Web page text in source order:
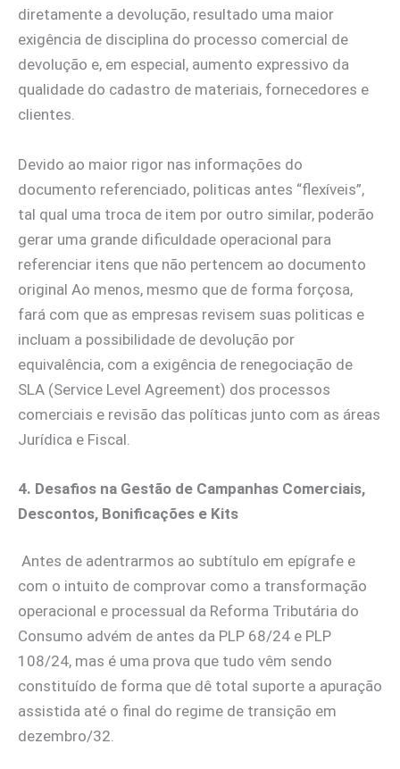
diretamente a devolução, resultado uma maior
exigência de disciplina do processo comercial de
devolução e, em especial, aumento expressivo da
qualidade do cadastro de materiais, fornecedores e
clientes.
Devido ao maior rigor nas informações do
documento referenciado, politicas antes “flexíveis”,
tal qual uma troca de item por outro similar, poderão
gerar uma grande dificuldade operacional para
referenciar itens que não pertencem ao documento
original Ao menos, mesmo que de forma forçosa,
fará com que as empresas revisem suas politicas e
incluam a possibilidade de devolução por
equivalência, com a exigência de renegociação de
SLA (Service Level Agreement) dos processos
comerciais e revisão das políticas junto com as áreas
Jurídica e Fiscal.
4. Desafios na Gestão de Campanhas Comerciais,
Descontos, Bonificações e Kits
Antes de adentrarmos ao subtítulo em epígrafe e
com o intuito de comprovar como a transformação
operacional e processual da Reforma Tributária do
Consumo advém de antes da PLP 68/24 e PLP
108/24, mas é uma prova que tudo vêm sendo
constituído de forma que dê total suporte a apuração
assistida até o final do regime de transição em
dezembro/32.